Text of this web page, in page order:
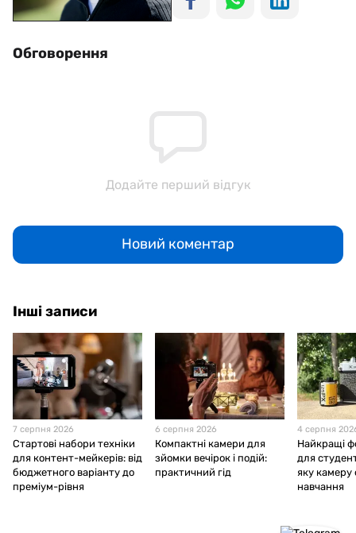
Обговорення
Додайте перший відгук
Новий коментар
Інші записи
7 серпня 2026
Стартові набори техніки
для контент-мейкерів: від
бюджетного варіанту до
преміум-рівня
6 серпня 2026
Компактні камери для
зйомки вечірок і подій:
практичний гід
4 серпня
Найкращі
для
яку
навчання